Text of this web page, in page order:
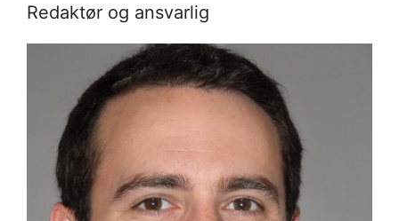
Redaktør og ansvarlig